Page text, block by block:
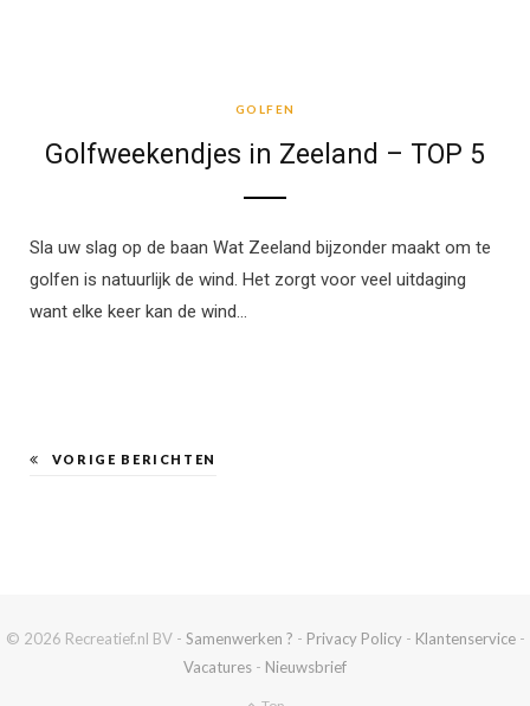
GOLFEN
Golfweekendjes in Zeeland – TOP 5
Sla uw slag op de baan Wat Zeeland bijzonder maakt om te
golfen is natuurlijk de wind. Het zorgt voor veel uitdaging
want elke keer kan de wind…
VORIGE BERICHTEN
© 2026 Recreatief.nl BV - Samenwerken ? - Privacy Policy- Klantenservice-
Vacatures - Nieuwsbrief